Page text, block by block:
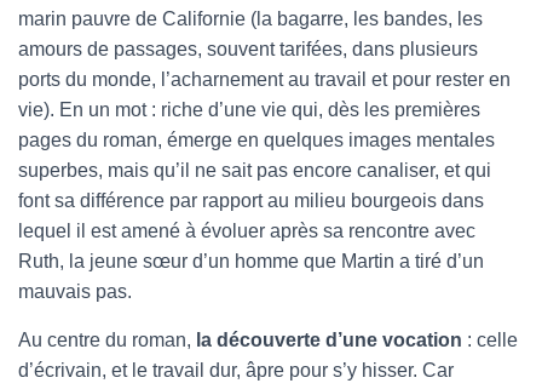
marin pauvre de Californie (la bagarre, les bandes, les
amours de passages, souvent tarifées, dans plusieurs
ports du monde, l’acharnement au travail et pour rester en
vie). En un mot : riche d’une vie qui, dès les premières
pages du roman, émerge en quelques images mentales
superbes, mais qu’il ne sait pas encore canaliser, et qui
font sa différence par rapport au milieu bourgeois dans
lequel il est amené à évoluer après sa rencontre avec
Ruth, la jeune sœur d’un homme que Martin a tiré d’un
mauvais pas.
Au centre du roman, la découverte d’une vocation : celle
d’écrivain, et le travail dur, âpre pour s’y hisser. Car